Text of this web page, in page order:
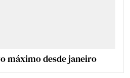
máximo desde janeiro